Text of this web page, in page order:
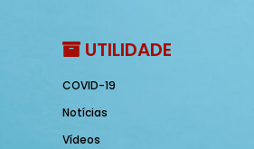
UTILIDADE
COVID-19
Notícias
Vídeos